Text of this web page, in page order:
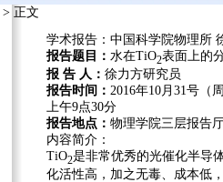
学术报告：中国科学院物理所
报告题目： 水在TiO2表面上的
报 告 人： 徐力方研究员
报告时间： 2016年10月31号（
上午9点30分
报告地点： 物理学院三层报告
内容简介 ：
TiO2是非常优秀的光催化半导
化活性高，加之无毒、成本低
> 正文